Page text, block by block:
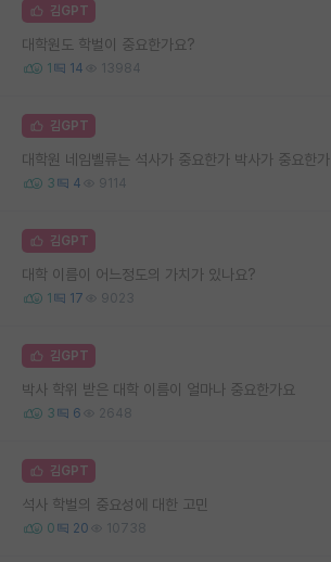
김GPT
대학원도 학벌이 중요한가요?
1 14 13984
김GPT
대학원 네임벨류는 석사가 중요한가 박사가 중요한가
3 4 9114
김GPT
대학 이름이 어느정도의 가치가 있나요?
1 17 9023
김GPT
박사 학위 받은 대학 이름이 얼마나 중요한가요
3 6 2648
김GPT
석사 학벌의 중요성에 대한 고민
0 20 10738